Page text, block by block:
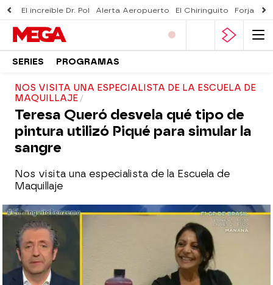
El increíble Dr. Pol Alerta Aeropuerto El Chiringuito Forjado
SERIES PROGRAMAS
NOS VISITA UNA ESPECIALISTA DE LA ESCUELA DE
MAQUILLAJE
Teresa Queró desvela qué tipo de
pintura utilizó Piqué para simular la
sangre
Nos visita una especialista de la Escuela de
Maquillaje